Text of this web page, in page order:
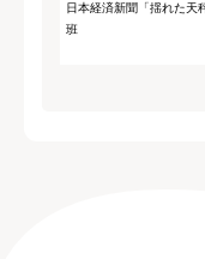
日本経済新聞「揺れた天
班